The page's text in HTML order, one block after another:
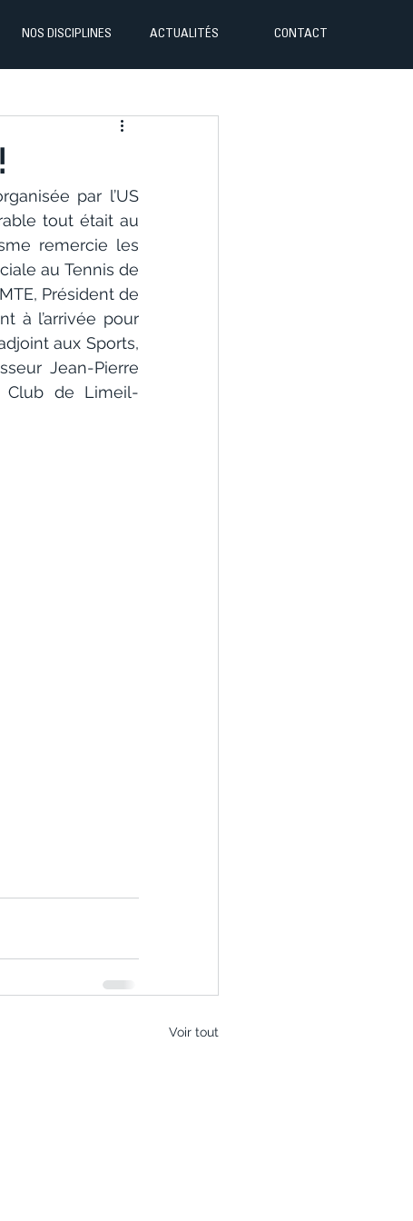
NOS DISCIPLINES ACTUALITÉS CONTACT
par l’US
tout était au
remercie les
au Tennis de
Président de
à l’arrivée pour
aux Sports,
Jean-Pierre
Club de Limeil-
Voir tout